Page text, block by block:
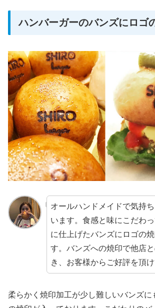
ハンバーガーのバンズにロゴ
オールハンドメイドで気持
います。食感と味にこだわ
に仕上げたバンズにロゴの
す。バンズへの焼印で他店
き、お客様からご好評を頂け
柔らかく焼印加工が少し難しいバンズに